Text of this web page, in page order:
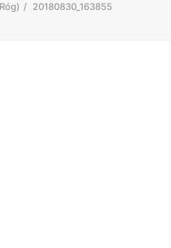
20180830_163855